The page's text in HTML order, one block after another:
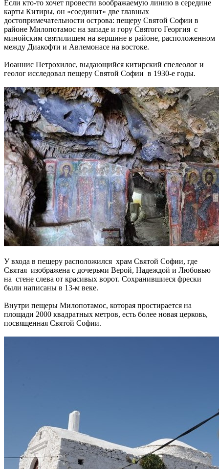
Если кто-то хочет провести воображаемую линию в середине
карты Китиры, он «соединит» две главных
достопримечательности острова: пещеру Святой Софии в
районе Милопотамос на западе и гору Святого Георгия с
минойским святилищем на вершине в районе, расположенном
между Диакофти и Авлемонасе на востоке.
Иоаннис Петрохилос, выдающийся китирский спелеолог и
геолог исследовал пещеру Святой Софии в 1930-е годы.
У входа в пещеру расположился храм Святой Софии, где
Святая изображена с дочерьми Верой, Надеждой и Любовью
на стене слева от красивых ворот. Сохранившиеся фрески
были написаны в 13-м веке.
Внутри пещеры Милопотамос, которая простирается на
площади 2000 квадратных метров, есть более новая церковь,
посвященная Святой Софии.